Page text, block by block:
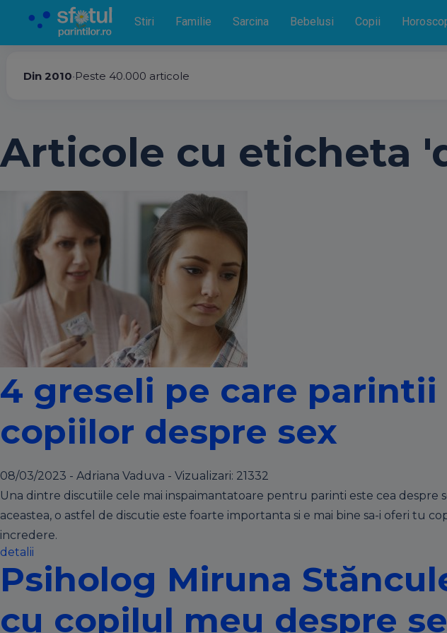
Stiri Familie Sarcina Bebelusi Copii
Din 2010•Peste 40.000 articole
Articole cu eticheta
4 greseli pe care
copiilor despre sex
08/03/2023 - Adriana Vaduva - Vizualizari: 21332
Una dintre discutiile cele mai inspaimantatoare pentru parinti este cea
aceastea, o astfel de discutie este foarte importanta si e mai bine sa-i oferi tu
incredere.
detalii
Psiholog Miruna
cu copilul meu despre